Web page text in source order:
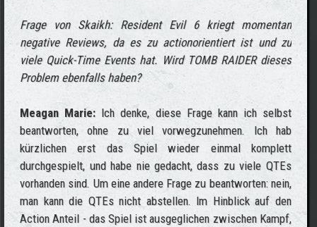
Frage von Skaikh: Resident Evil 6 kriegt momentan
negative Reviews, da es zu actionorientiert ist und zu
viele Quick-Time Events hat. Wird TOMB RAIDER dieses
Problem ebenfalls haben?
Meagan Marie: Ich denke, diese Frage kann ich selbst
beantworten, ohne zu viel vorwegzunehmen. Ich hab
kürzlichen erst das Spiel wieder einmal komplett
durchgespielt, und habe nie gedacht, dass zu viele QTEs
vorhanden sind. Um eine andere Frage zu beantworten: nein,
man kann die QTEs nicht abstellen. Im Hinblick auf den
Action Anteil - das Spiel ist ausgeglichen zwischen Kampf,